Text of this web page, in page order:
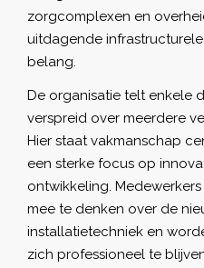
zorgcomplexen en
uitdagende
belang.
De organisatie telt enkele
verspreid over meerdere
Hier staat vakmanschap
een sterke focus op
ontwikkeling.
mee te denken over de
installatietechniek en
zich professioneel te